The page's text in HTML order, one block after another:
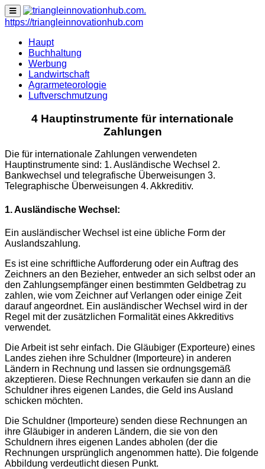
none
https://triangleinnovationhub.com
Haupt
Buchhaltung
Werbung
Landwirtschaft
Agrarmeteorologie
Luftverschmutzung
4 Hauptinstrumente für internationale
Zahlungen
Die für internationale Zahlungen verwendeten
Hauptinstrumente sind: 1. Ausländische Wechsel 2.
Bankwechsel und telegrafische Überweisungen 3.
Telegraphische Überweisungen 4. Akkreditiv.
1. Ausländische Wechsel:
Ein ausländischer Wechsel ist eine übliche Form der
Auslandszahlung.
Es ist eine schriftliche Aufforderung oder ein Auftrag des
Zeichners an den Bezieher, entweder an sich selbst oder an
den Zahlungsempfänger einen bestimmten Geldbetrag zu
zahlen, wie vom Zeichner auf Verlangen oder einige Zeit
darauf angeordnet. Ein ausländischer Wechsel wird in der
Regel mit der zusätzlichen Formalität eines Akkreditivs
verwendet.
Die Arbeit ist sehr einfach. Die Gläubiger (Exporteure) eines
Landes ziehen ihre Schuldner (Importeure) in anderen
Ländern in Rechnung und lassen sie ordnungsgemäß
akzeptieren. Diese Rechnungen verkaufen sie dann an die
Schuldner ihres eigenen Landes, die Geld ins Ausland
schicken möchten.
Die Schuldner (Importeure) senden diese Rechnungen an
ihre Gläubiger in anderen Ländern, die sie von den
Schuldnern ihres eigenen Landes abholen (der die
Rechnungen ursprünglich angenommen hatte). Die folgende
Abbildung verdeutlicht diesen Punkt.